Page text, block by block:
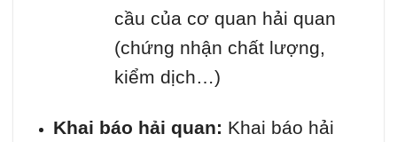
cầu của cơ quan hải quan
(chứng nhận chất lượng,
kiểm dịch…)
Khai báo hải quan: Khai báo hải